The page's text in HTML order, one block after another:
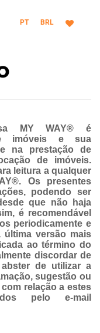
PT BRL
MY WAY® é
imóveis e sua
na prestação de
de imóveis.
leitura a qualquer
Os presentes
podendo ser
que não haja
é recomendável
periodicamente e
última versão mais
ao término do
discordar de
de utilizar a
sugestão ou
relação a estes
pelo e-mail